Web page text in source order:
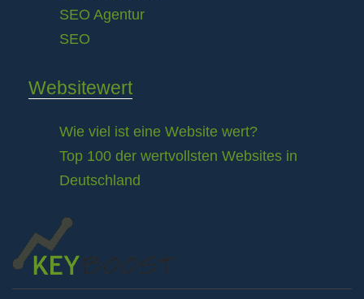
SEO Agentur
SEO
Websitewert
Wie viel ist eine Website wert?
Top 100 der wertvollsten Websites in
Deutschland